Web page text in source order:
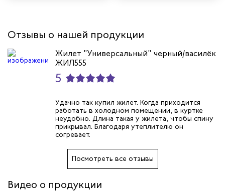
работников
Отзывы о нашей продукции
Жилет "Универсальный" черный/василёк
ЖИЛ555
5
Удачно так купил жилет. Когда приходится
работать в холодном помещении, в куртке
неудобно. Длина такая у жилета, чтобы спину
прикрывал. Благодаря утеплителю он
согревает.
Посмотреть все отзывы
Видео о продукции